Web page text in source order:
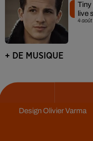
4 août
Tiny
live
+ DE MUSIQUE
DesignOlivier Varma